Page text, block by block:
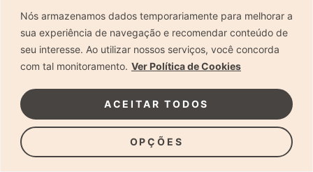
Nós armazenamos dados temporariamente para melhorar a
sua experiência de navegação e recomendar conteúdo de
seu interesse. Ao utilizar nossos serviços, você concorda
com tal monitoramento. Ver Política de Cookies
OPÇÕES
ACEITAR TODOS
Dica de especialista: como otimizar o fluxo de trabalho
no ensaio newborn?
Dica de especialista: qual o melhor guia de poses para
fotografia newborn?